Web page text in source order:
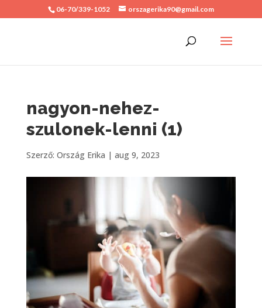
06-70/339-1052 orszagerika90@gmail.com
nagyon-nehez-
szulonek-lenni (1)
Szerző: Ország Erika | aug 9, 2023